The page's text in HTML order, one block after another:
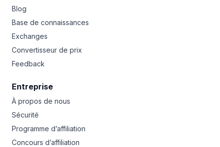
Blog
Base de connaissances
Exchanges
Convertisseur de prix
Feedback
Entreprise
À propos de nous
Sécurité
Programme d’affiliation
Concours d’affiliation